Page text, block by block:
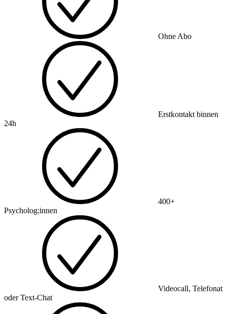
Ohne Abo
Erstkontakt binnen
24h
400+
Psycholog:innen
Videocall, Telefonat
oder Text-Chat